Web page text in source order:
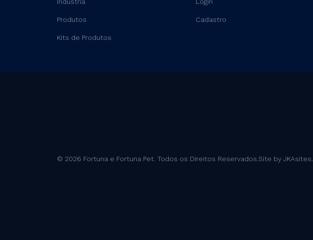
Produtos
Kits de Produtos
Cadastro
© 2026 Fortuna e Fortuna Pet. Todos os Direitos Reservados.Site by JKAsites.